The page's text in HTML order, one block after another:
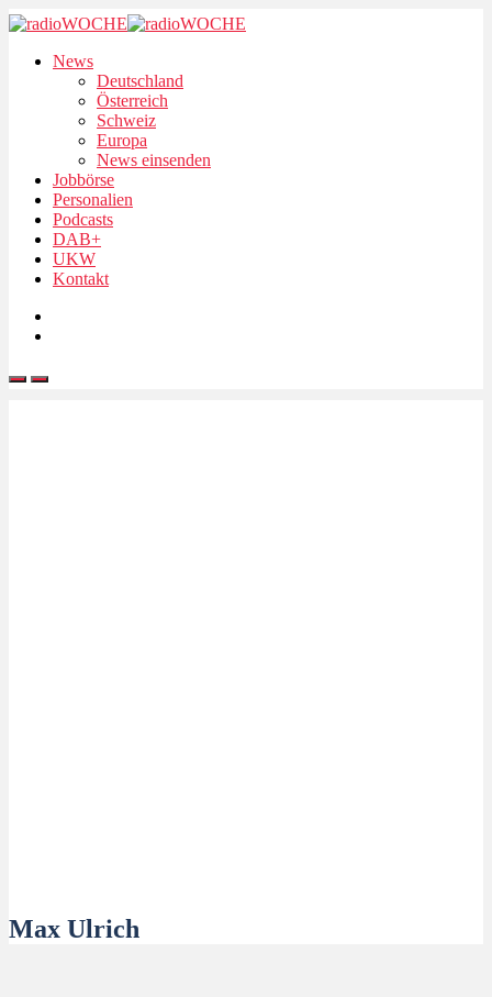
News
Deutschland
Österreich
Schweiz
Europa
News einsenden
Jobbörse
Personalien
Podcasts
DAB+
UKW
Kontakt
Max Ulrich